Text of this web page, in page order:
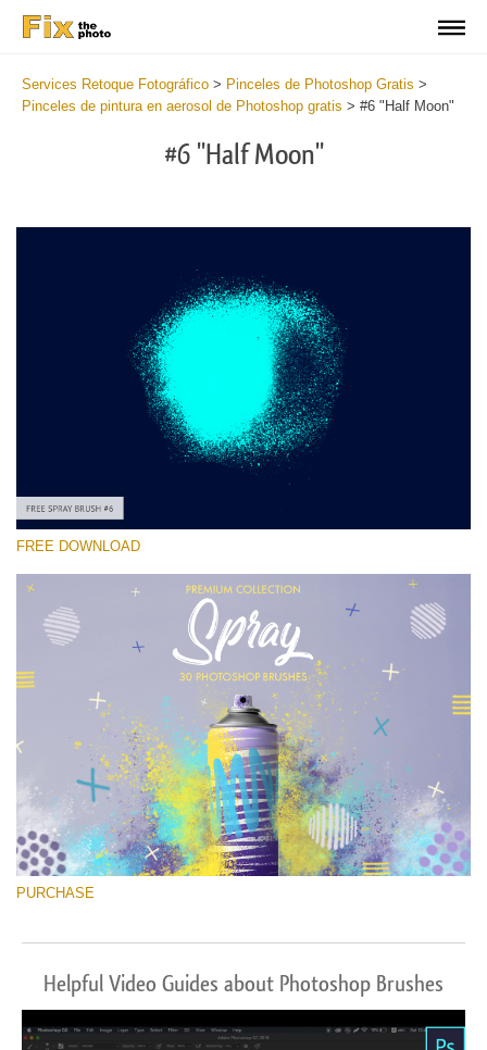
Services Retoque Fotográfico > Pinceles de Photoshop Gratis >
Pinceles de pintura en aerosol de Photoshop gratis > #6 "Half Moon"
#6 "Half Moon"
Por favor seleccione
Spray Brushes
(30 Ps Brushes)
Descarga gratis
FREE DOWNLOAD
PURCHASE
Helpful Video Guides about Photoshop Brushes